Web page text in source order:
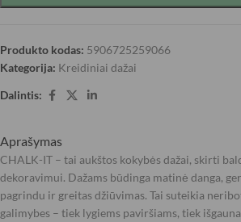
Produkto kodas: 5906725259066
Kategorija: Kreidiniai dažai
Dalintis:
Aprašymas
CHALK-IT – tai aukštos kokybės dažai, skirti
dekoravimui. Dažams būdinga matinė danga,
pagrindu ir greitas džiūvimas. Tai suteikia
galimybes – tiek lygiems paviršiams, tiek